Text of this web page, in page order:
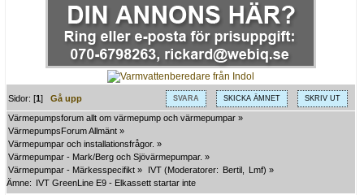
SVARA SKICKA ÄMNET SKRIV UT
Sidor: [1]Gå upp
Värmepumpsforum allt om värmepump och värmepumpar »
VärmepumpsForum Allmänt »
Värmepumpar och installationsfrågor. »
Värmepumpar - Mark/Berg och Sjövärmepumpar. »
Värmepumpar - Märkesspecifikt » IVT (Moderatorer: Bertil Lmf) »
Ämne: IVT GreenLine E9 - Elkassett startar inte